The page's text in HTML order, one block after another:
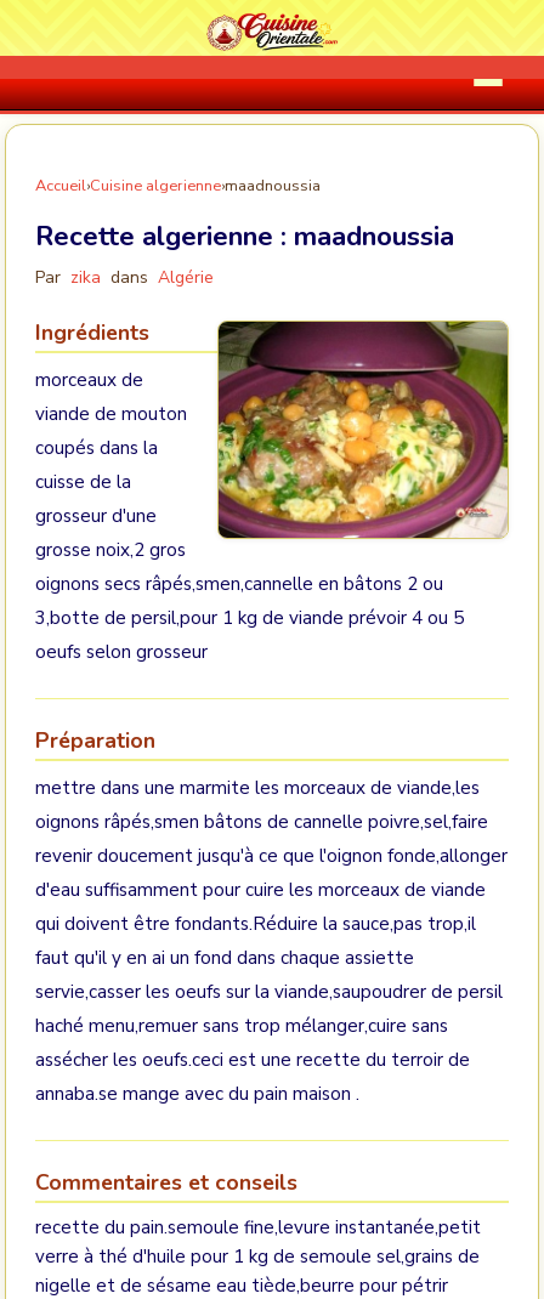
Accueil›Cuisine algerienne›maadnoussia
Recette algerienne : maadnoussia
Par zika dans Algérie
Ingrédients
morceaux de
viande de mouton
coupés dans la
cuisse de la
grosseur d'une
grosse noix,2 gros
oignons secs râpés,smen,cannelle en bâtons 2 ou
3,botte de persil,pour 1 kg de viande prévoir 4 ou 5
oeufs selon grosseur
Préparation
mettre dans une marmite les morceaux de viande,les
oignons râpés,smen bâtons de cannelle poivre,sel,faire
revenir doucement jusqu'à ce que l'oignon fonde,allonger
d'eau suffisamment pour cuire les morceaux de viande
qui doivent être fondants.Réduire la sauce,pas trop,il
faut qu'il y en ai un fond dans chaque assiette
servie,casser les oeufs sur la viande,saupoudrer de persil
haché menu,remuer sans trop mélanger,cuire sans
assécher les oeufs.ceci est une recette du terroir de
annaba.se mange avec du pain maison .
Commentaires et conseils
recette du pain.semoule fine,levure instantanée,petit
verre à thé d'huile pour 1 kg de semoule sel,grains de
nigelle et de sésame eau tiède,beurre pour pétrir